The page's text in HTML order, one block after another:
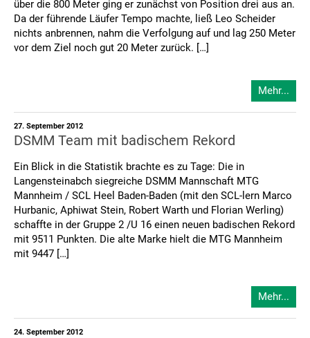
über die 800 Meter ging er zunächst von Position drei aus an.
Da der führende Läufer Tempo machte, ließ Leo Scheider
nichts anbrennen, nahm die Verfolgung auf und lag 250 Meter
vor dem Ziel noch gut 20 Meter zurück. […]
Mehr...
27. September 2012
DSMM Team mit badischem Rekord
Ein Blick in die Statistik brachte es zu Tage: Die in
Langensteinabch siegreiche DSMM Mannschaft MTG
Mannheim / SCL Heel Baden-Baden (mit den SCL-lern Marco
Hurbanic, Aphiwat Stein, Robert Warth und Florian Werling)
schaffte in der Gruppe 2 /U 16 einen neuen badischen Rekord
mit 9511 Punkten. Die alte Marke hielt die MTG Mannheim
mit 9447 […]
Mehr...
24. September 2012